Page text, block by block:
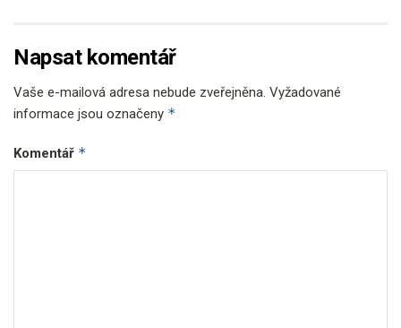
Napsat komentář
Vaše e-mailová adresa nebude zveřejněna. Vyžadované
informace jsou označeny *
Komentář *